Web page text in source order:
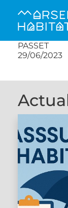
PASSET
29/06/2023